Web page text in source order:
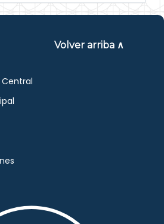
Volver arriba ∧